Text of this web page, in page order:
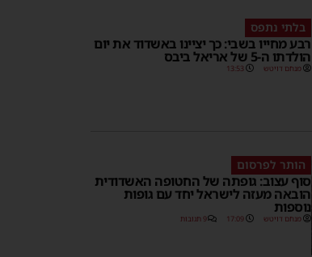
בלתי נתפס
רבע מחייו בשבי: כך יציינו באשדוד את יום
הולדתו ה-5 של אריאל ביבס
מנחם דויטש 13:53
הותר לפרסום
סוף עצוב: גופתה של החטופה האשדודית
הובאה מעזה לישראל יחד עם גופות
נוספות
מנחם דויטש 17:09 9 תגובות